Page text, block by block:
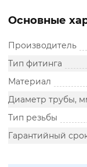
Основные
Производитель
Тип фитинга
Материал
Диаметр трубы,
Тип резьбы
Гарантийный